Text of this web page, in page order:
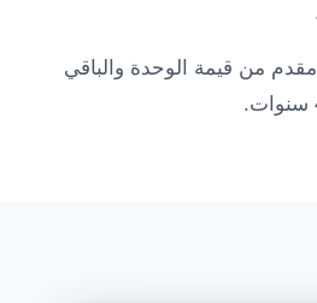
دفع %20 مقدم من قيمة الوحدة والباقي